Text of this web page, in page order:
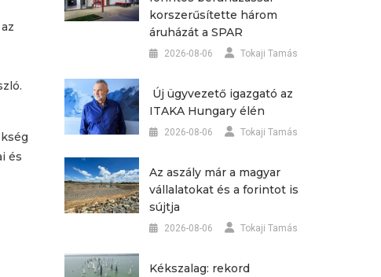
és
korszerűsítette három
áruházát a SPAR
2026-08-06 Tokaji Tamás
Új ügyvezető igazgató az
ITAKA Hungary élén
2026-08-06 Tokaji Tamás
Az aszály már a magyar
vállalatokat és a forintot is
sújtja
2026-08-06 Tokaji Tamás
Kékszalag: rekord